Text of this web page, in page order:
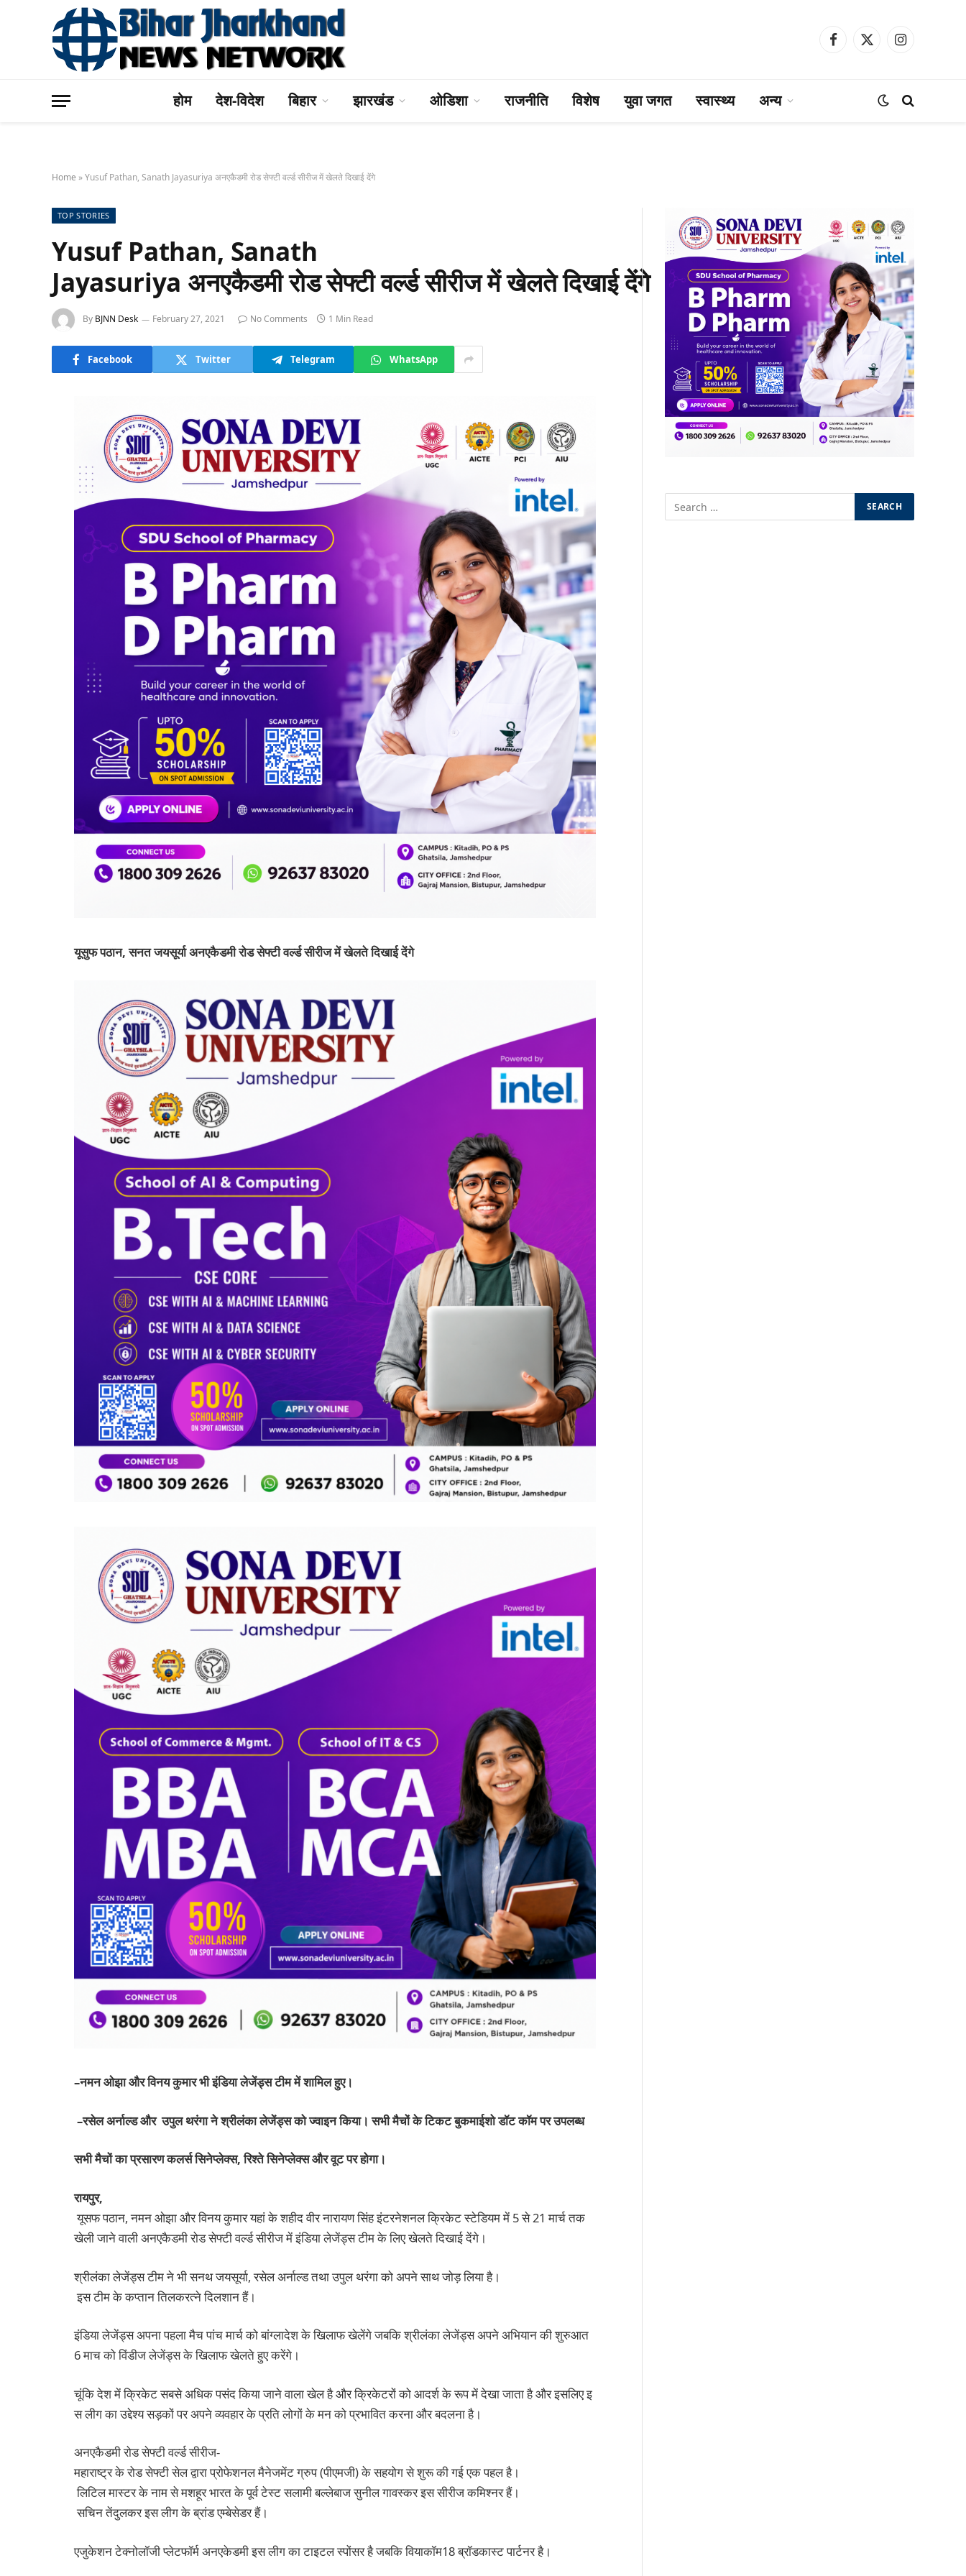
Facebook
X
Instagram
होम देश-विदेश बिहार झारखंड ओडिशा राजनीति विशेष युवा जगत स्वास्थ्य अन्य
Home »Yusuf Pathan, Sanath Jayasuriya अनएकैडमी रोड सेफ्टी वर्ल्ड सीरीज में खेलते दिखाई देंगे
TOP STORIES
Yusuf Pathan, Sanath
Jayasuriya अनएकैडमी रोड सेफ्टी वर्ल्ड सीरीज में खेलते दिखाई देंगे
By BJNN Desk February 27, 2021 No Comments 1 Min Read
Facebook Twitter Telegram WhatsApp
यूसुफपठान,सनतजयसूर्याअनएकैडमीरोडसेफ्टीवर्ल्डसीरीजमेंखेलतेदिखाईदेंगे
–नमनओझाऔरविनयकुमारभीइंडियालेजेंड्सटीममेंशामिलहुए।
–रसेलअर्नाल्डऔरउपुलथरंगानेश्रीलंकालेजेंड्सकोज्वाइनकिया।सभीमैचोंकेटिकटबुकमाईशोडॉटकॉमपरउपलब्ध
सभीमैचोंकाप्रसारणकलर्ससिनेप्लेक्स,रिश्तेसिनेप्लेक्सऔरवूटपरहोगा।
रायपुर,
यूसफ पठान, नमन ओझा और विनय कुमार यहां के शहीद वीर नारायण सिंह इंटरनेशनल क्रिकेट स्टेडियम में 5 से 21 मार्च तक
खेली जाने वाली अनएकैडमी रोड सेफ्टी वर्ल्ड सीरीज में इंडिया लेजेंड्स टीम के लिए खेलते दिखाई देंगे।
श्रीलंका लेजेंड्स टीम ने भी सनथ जयसूर्या, रसेल अर्नाल्ड तथा उपुल थरंगा को अपने साथ जोड़ लिया है।
इस टीम के कप्तान तिलकरत्ने दिलशान हैं।
इंडिया लेजेंड्स अपना पहला मैच पांच मार्च को बांग्लादेश के खिलाफ खेलेंगे जबकि श्रीलंका लेजेंड्स अपने अभियान की शुरुआत
6 माच को विंडीज लेजेंड्स के खिलाफ खेलते हुए करेंगे।
चूंकि देश में क्रिकेट सबसे अधिक पसंद किया जाने वाला खेल है और क्रिकेटरों को आदर्श के रूप में देखा जाता है और इसलिए इ
स लीग का उद्देश्य सड़कों पर अपने व्यवहार के प्रति लोगों के मन को प्रभावित करना और बदलना है।
अनएकैडमी रोड सेफ्टी वर्ल्ड सीरीज-
महाराष्ट्र के रोड सेफ्टी सेल द्वारा प्रोफेशनल मैनेजमेंट ग्रुप (पीएमजी) के सहयोग से शुरू की गई एक पहल है।
लिटिल मास्टर के नाम से मशहूर भारत के पूर्व टेस्ट सलामी बल्लेबाज सुनील गावस्कर इस सीरीज कमिश्नर हैं।
सचिन तेंदुलकर इस लीग के ब्रांड एम्बेसेडर हैं।
एजुकेशन टेक्नोलॉजी प्लेटफॉर्म अनएकेडमी इस लीग का टाइटल स्पोंसर है जबकि वियाकॉम18 ब्रॉडकास्ट पार्टनर है।